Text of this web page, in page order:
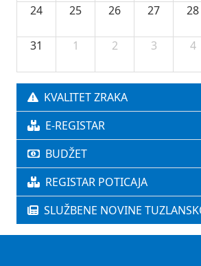
24 25 26 27 28
31 1 2 3 4
KVALITET ZRAKA
E-REGISTAR
BUDŽET
REGISTAR POTICAJA
SLUŽBENE NOVINE